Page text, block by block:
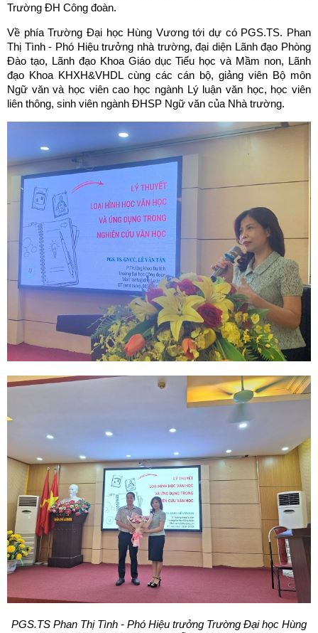
Trường ĐH Công đoàn.
Về phía Trường Đại học Hùng Vương tới dự có PGS.TS. Phan
Thị Tình - Phó Hiệu trưởng nhà trường, đại diện Lãnh đạo Phòng
Đào tạo, Lãnh đạo Khoa Giáo dục Tiểu học và Mầm non, Lãnh
đạo Khoa KHXH&VHDL cùng các cán bộ, giảng viên Bộ môn
Ngữ văn và học viên cao học ngành Lý luận văn học, học viên
liên thông, sinh viên ngành ĐHSP Ngữ văn của Nhà trường.
PGS.TS Phan Thị Tình - Phó Hiệu trưởng Trường Đại học Hùng